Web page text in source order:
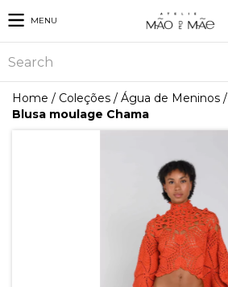
MENU
Home / Coleções / Água de Meninos /
Blusa moulage Chama